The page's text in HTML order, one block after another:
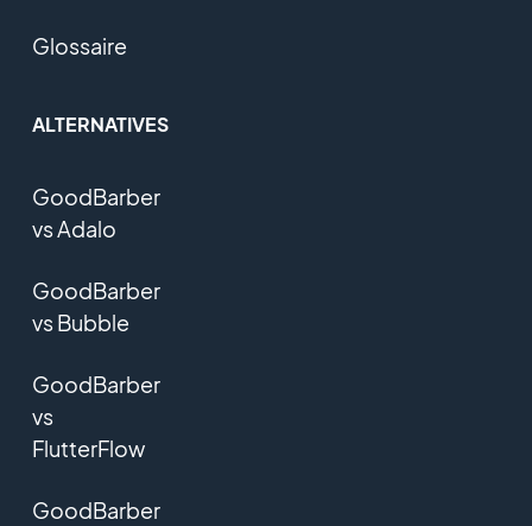
Glossaire
ALTERNATIVES
GoodBarber
vs Adalo
GoodBarber
vs Bubble
GoodBarber
vs
FlutterFlow
GoodBarber